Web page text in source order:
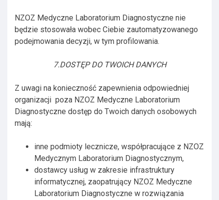
NZOZ Medyczne Laboratorium Diagnostyczne nie
będzie stosowała wobec Ciebie zautomatyzowanego
podejmowania decyzji, w tym profilowania.
7.DOSTĘP DO TWOICH DANYCH
Z uwagi na konieczność zapewnienia odpowiedniej
organizacji poza NZOZ Medyczne Laboratorium
Diagnostyczne dostęp do Twoich danych osobowych
mają:
inne podmioty lecznicze, współpracujące z NZOZ
Medycznym Laboratorium Diagnostycznym,
dostawcy usług w zakresie infrastruktury
informatycznej, zaopatrujący NZOZ Medyczne
Laboratorium Diagnostyczne w rozwiązania